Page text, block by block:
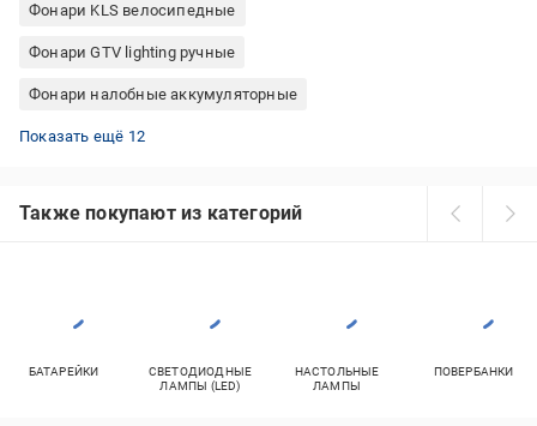
Фонари KLS велосипедные
Фонари GTV lighting ручные
Фонари налобные аккумуляторные
Ручные фонари аккумуляторные
Фонари Vayox ручные
Фонари Emos ручные
Налобные фонари с красным светом
Фонари Westinghouse ручные
Фонари строительные аккумуляторные
Фонари GOODBIKE велосипедные
Фонари переносные аккумуляторные
Фонари OnRide велосипедные
Фонари Bailong кемпинговые
Фонари Quantum ручные
Фонари Fenix тактические
Показать ещё 12
Также покупают из категорий
БАТАРЕЙКИ
СВЕТОДИОДНЫЕ
ЛАМПЫ (LED)
НАСТОЛЬНЫЕ
ЛАМПЫ
ПОВЕРБАНКИ